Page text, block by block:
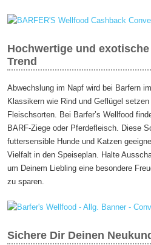
Hochwertige und
Trend
Abwechslung im Napf wird bei Barfern
Klassikern wie Rind und Geflügel
Fleischsorten. Bei Barfer’s Wellfood
BARF-Ziege oder Pferdefleisch. Diese
futtersensible Hunde und Katzen
Vielfalt in den Speiseplan. Halte
um Deinem Liebling eine besondere
zu sparen.
Sichere Dir Deinen